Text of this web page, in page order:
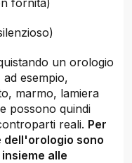
fornita)
un orologio
esempio,
marmo, lamiera
possono quindi
reali. Per
dell'orologio sono
alle